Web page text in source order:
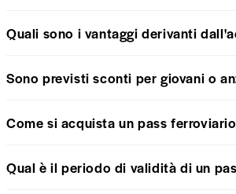
Quali sono i vantaggi derivanti
Sono previsti sconti per giovani o
Come si acquista un pass
Qual è il periodo di validità di un